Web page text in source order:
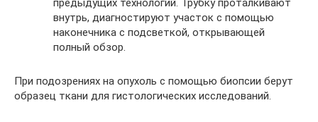
внутрь, диагностируют участок с помощью
наконечника с подсветкой, открывающей
полный обзор.
При подозрениях на опухоль с помощью биопсии берут
образец ткани для гистологических исследований.